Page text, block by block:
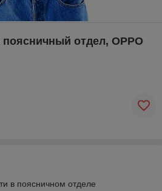
поясничный отдел, ОРРО
в поясничном отделе